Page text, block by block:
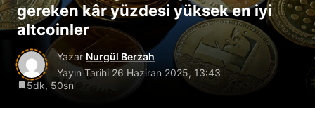
gereken kâr yüzdesi yüksek en iyi
altcoinler
Yazar Nurgül Berzah
Yayın Tarihi26 Haziran 2025, 13:43
5dk, 50sn